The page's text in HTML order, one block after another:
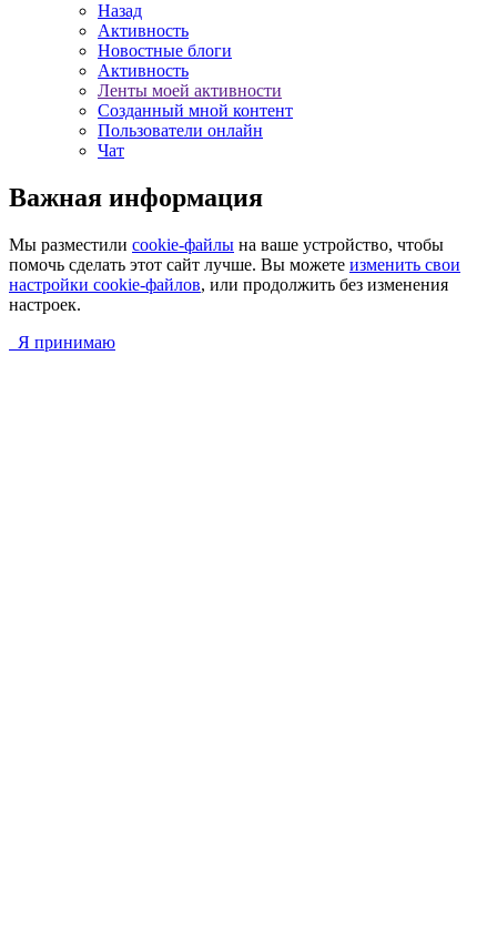
Назад
Активность
Новостные блоги
Активность
Ленты моей активности
Созданный мной контент
Пользователи онлайн
Чат
Важная информация
Мы разместили cookie-файлы на ваше устройство, чтобы
помочь сделать этот сайт лучше. Вы можете изменить свои
настройки cookie-файлов, или продолжить без изменения
настроек.
Я принимаю